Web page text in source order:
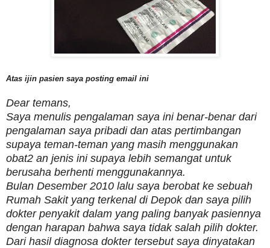
Atas ijin pasien saya posting email ini
Dear temans,
Saya menulis pengalaman saya ini benar-benar dari
pengalaman saya pribadi dan atas pertimbangan
supaya teman-teman yang masih menggunakan
obat2 an jenis ini supaya lebih semangat untuk
berusaha berhenti menggunakannya.
Bulan Desember 2010 lalu saya berobat ke sebuah
Rumah Sakit yang terkenal di Depok dan saya pilih
dokter penyakit dalam yang paling banyak pasiennya
dengan harapan bahwa saya tidak salah pilih dokter.
Dari hasil diagnosa dokter tersebut saya dinyatakan